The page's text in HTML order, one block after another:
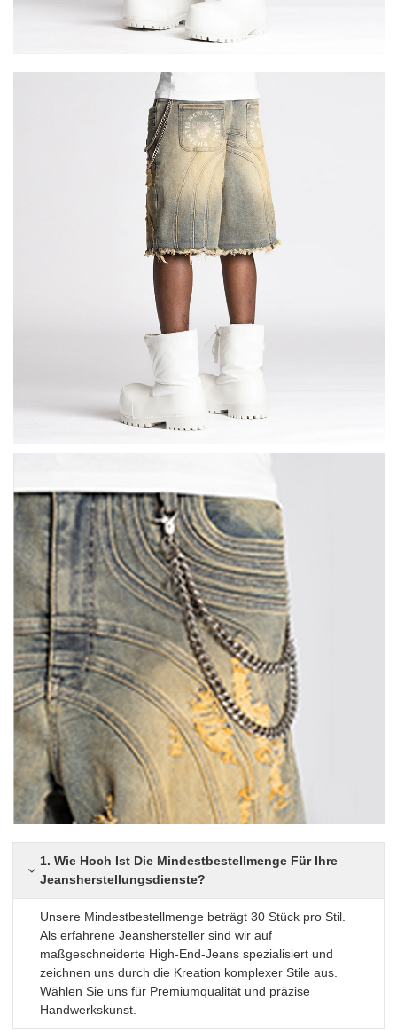
1. Wie Hoch Ist Die Mindestbestellmenge Für Ihre
Jeansherstellungsdienste?
Unsere Mindestbestellmenge beträgt 30 Stück pro Stil.
Als erfahrene Jeanshersteller sind wir auf
maßgeschneiderte High-End-Jeans spezialisiert und
zeichnen uns durch die Kreation komplexer Stile aus.
Wählen Sie uns für Premiumqualität und präzise
Handwerkskunst.